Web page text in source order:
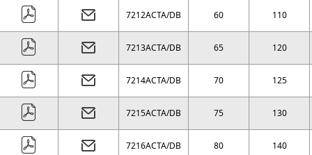
7212ACTA/DB 60 110
7213ACTA/DB 65 120
7214ACTA/DB 70 125
7215ACTA/DB 75 130
7216ACTA/DB 80 140